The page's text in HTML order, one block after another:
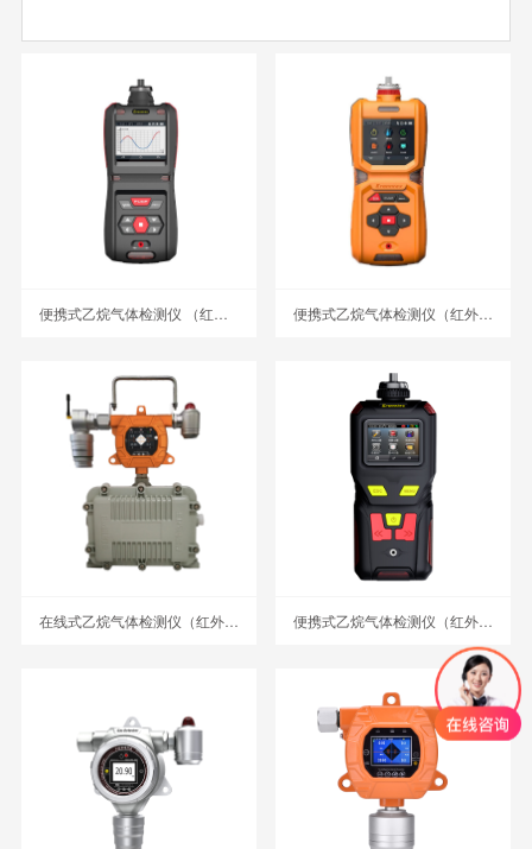
便携式乙烷气体检测仪 （红外）BTYQ-MS500-C2H6 便携式乙烷气体检测仪（红外） BTYQ-MS600-C2H6
在线式乙烷气体检测仪（红外） MIC-600-C2H6 便携式乙烷气体检测仪（红外） BTYQ-MS400-C2H6